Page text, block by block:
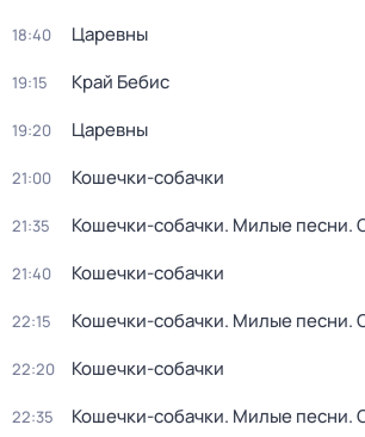
18:40 Царевны
19:15 Край Бебис
19:20 Царевны
21:00 Кошечки-собачки
21:35 Кошечки-собачки. Милые песни.
21:40 Кошечки-собачки
22:15 Кошечки-собачки. Милые песни.
22:20 Кошечки-собачки
22:35 Кошечки-собачки. Милые песни.